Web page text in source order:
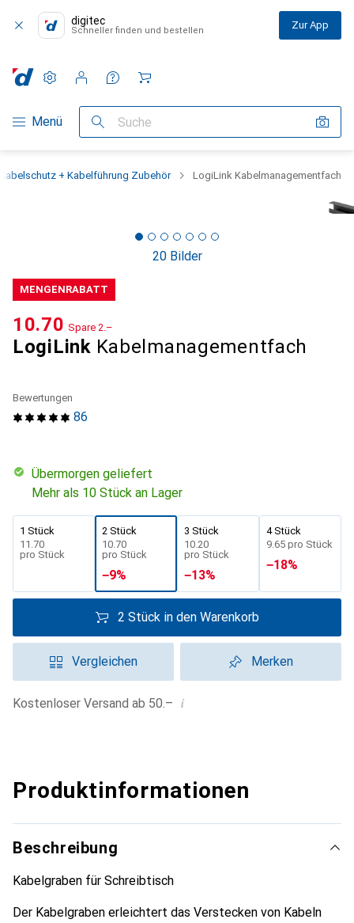
digitec
Schneller finden und bestellen Zur App
Navigation nach Kategorien
Menü Suche
Einstellungen
Kundenkonto
Vergleichslisten
Merklisten
Warenkorb
Kabelschutz + Kabelführung Zubehör LogiLink Kabelmanagementfach
20 Bilder
MENGENRABATT
LogiLink Kabelmanagementfach
CHF
10.70 Spare CHF
2.–
86
Bewertungen
übermorgen geliefert
Mehr als 10 Stück an Lager
1 Stück
CHF
11.70
pro Stück
2 Stück
CHF
10.70
pro Stück
−9%
3 Stück
CHF
10.20
pro Stück
−13%
4 Stück
CHF
9.65 pro Stück
−18%
2 Stück in den Warenkorb
Vergleichen Merken
Kostenloser Versand ab 50.– i
Produktinformationen
Beschreibung
Kabelgraben für Schreibtisch
Der Kabelgraben erleichtert das Verstecken von Kabeln